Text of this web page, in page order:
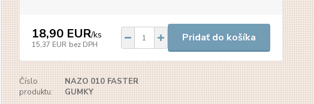
18,90 EUR/ks
15,37 EUR bez DPH
Pridať do košíka
Číslo
produktu:
NAZO 010 FASTER
GUMKY